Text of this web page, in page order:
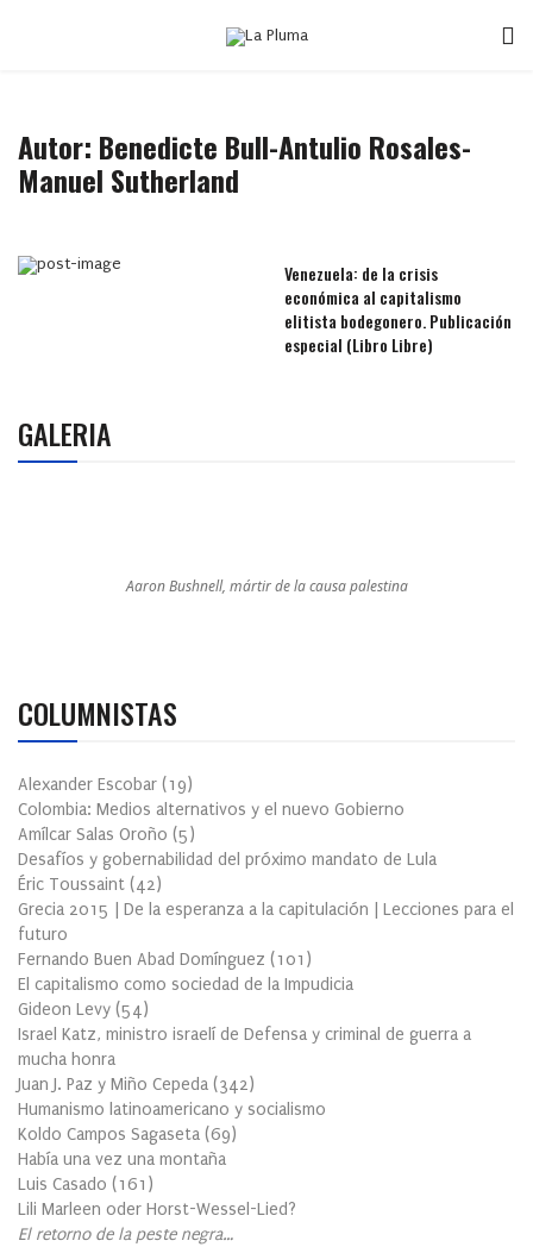
Autor: Benedicte Bull-Antulio Rosales-
Manuel Sutherland
Venezuela: de la crisis
económica al capitalismo
elitista bodegonero. Publicación
especial (Libro Libre)
GALERIA
Aaron Bushnell, mártir de la causa palestina
COLUMNISTAS
Alexander Escobar (19)
Colombia: Medios alternativos y el nuevo Gobierno
Amílcar Salas Oroño (5)
Desafíos y gobernabilidad del próximo mandato de Lula
Éric Toussaint (42)
Grecia 2015 | De la esperanza a la capitulación | Lecciones para el
futuro
Fernando Buen Abad Domínguez (101 )
El capitalismo como sociedad de la Impudicia
Gideon Levy (54)
Israel Katz, ministro israelí de Defensa y criminal de guerra a
mucha honra
Juan J. Paz y Miño Cepeda (342)
Humanismo latinoamericano y socialismo
Koldo Campos Sagaseta (69)
Había una vez una montaña
Luis Casado (161 )
Lili Marleen oder Horst-Wessel-Lied?
El retorno de la peste negra…